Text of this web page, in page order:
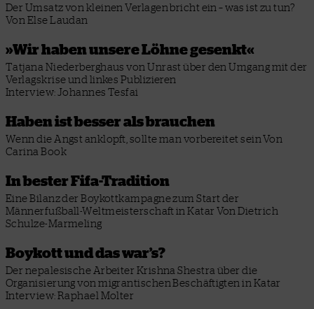
Der Umsatz von kleinen Verlagen bricht ein – was ist zu tun?
Von Else Laudan
»Wir haben unsere Löhne gesenkt«
Tatjana Niederberghaus von Unrast über den Umgang mit der
Verlagskrise und linkes Publizieren
Interview: Johannes Tesfai
Haben ist besser als brauchen
Wenn die Angst anklopft, sollte man vorbereitet seinVon
Carina Book
In bester Fifa-Tradition
Eine Bilanz der Boykottkampagne zum Start der
Männerfußball-Weltmeisterschaft in Katar Von Dietrich
Schulze-Marmeling
Boykott und das war’s?
Der nepalesische Arbeiter Krishna Shestra über die
Organisierung von migrantischen Beschäftigten in Katar
Interview: Raphael Molter